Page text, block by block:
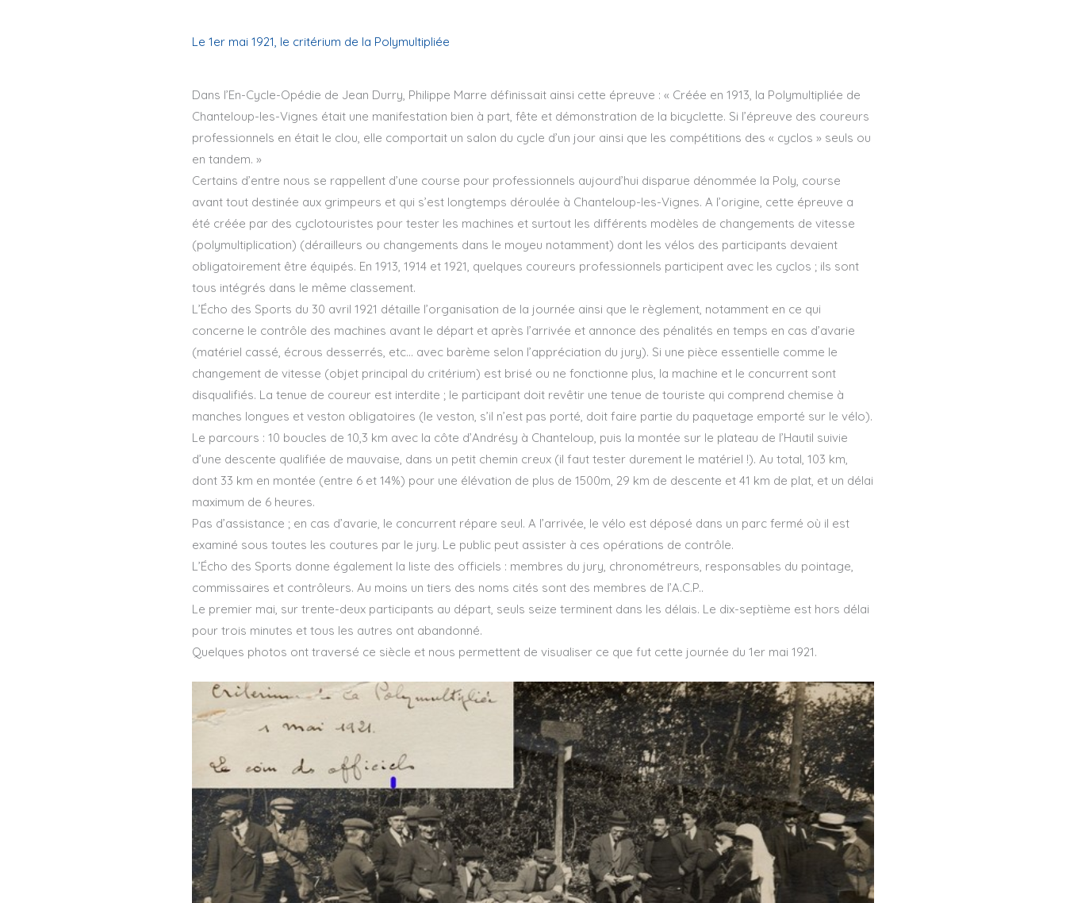
Le 1er mai 1921, le critérium de la Polymultipliée
Dans l’En-Cycle-Opédie de Jean Durry, Philippe Marre définissait ainsi cette épreuve : « Créée en 1913, la Polymultipliée de
Chanteloup-les-Vignes était une manifestation bien à part, fête et démonstration de la bicyclette. Si l’épreuve des coureurs
professionnels en était le clou, elle comportait un salon du cycle d’un jour ainsi que les compétitions des « cyclos » seuls ou
en tandem. »
Certains d’entre nous se rappellent d’une course pour professionnels aujourd’hui disparue dénommée la Poly, course
avant tout destinée aux grimpeurs et qui s’est longtemps déroulée à Chanteloup-les-Vignes. A l’origine, cette épreuve a
été créée par des cyclotouristes pour tester les machines et surtout les différents modèles de changements de vitesse
(polymultiplication) (dérailleurs ou changements dans le moyeu notamment) dont les vélos des participants devaient
obligatoirement être équipés. En 1913, 1914 et 1921, quelques coureurs professionnels participent avec les cyclos ; ils sont
tous intégrés dans le même classement.
L’Écho des Sports du 30 avril 1921 détaille l’organisation de la journée ainsi que le règlement, notamment en ce qui
concerne le contrôle des machines avant le départ et après l’arrivée et annonce des pénalités en temps en cas d’avarie
(matériel cassé, écrous desserrés, etc… avec barème selon l’appréciation du jury). Si une pièce essentielle comme le
changement de vitesse (objet principal du critérium) est brisé ou ne fonctionne plus, la machine et le concurrent sont
disqualifiés. La tenue de coureur est interdite ; le participant doit revêtir une tenue de touriste qui comprend chemise à
manches longues et veston obligatoires (le veston, s’il n’est pas porté, doit faire partie du paquetage emporté sur le vélo).
Le parcours : 10 boucles de 10,3 km avec la côte d’Andrésy à Chanteloup, puis la montée sur le plateau de l’Hautil suivie
d’une descente qualifiée de mauvaise, dans un petit chemin creux (il faut tester durement le matériel !). Au total, 103 km,
dont 33 km en montée (entre 6 et 14%) pour une élévation de plus de 1500m, 29 km de descente et 41 km de plat, et un délai
maximum de 6 heures.
Pas d’assistance ; en cas d’avarie, le concurrent répare seul. A l’arrivée, le vélo est déposé dans un parc fermé où il est
examiné sous toutes les coutures par le jury. Le public peut assister à ces opérations de contrôle.
L’Écho des Sports donne également la liste des officiels : membres du jury, chronométreurs, responsables du pointage,
commissaires et contrôleurs. Au moins un tiers des noms cités sont des membres de l’A.C.P..
Le premier mai, sur trente-deux participants au départ, seuls seize terminent dans les délais. Le dix-septième est hors délai
pour trois minutes et tous les autres ont abandonné.
Quelques photos ont traversé ce siècle et nous permettent de visualiser ce que fut cette journée du 1er mai 1921.